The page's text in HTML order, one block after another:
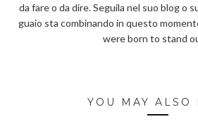
da fare o da dire. Seguila nel suo blog o
guaio sta combinando in questo
were born to stand
YOU MAY ALSO